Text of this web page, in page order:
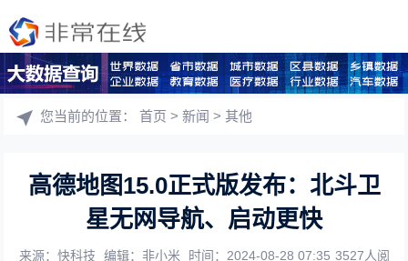
您当前的位置：首页 >新闻 >其他
高德地图15.0正式版发布：北斗卫
星无网导航、启动更快
来源：快科技 编辑：非小米 时间：2024-08-28 07:35 3527人阅